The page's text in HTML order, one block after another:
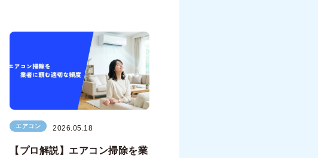
エアコン 2026.05.18
【プロ解説】エアコン掃除を業